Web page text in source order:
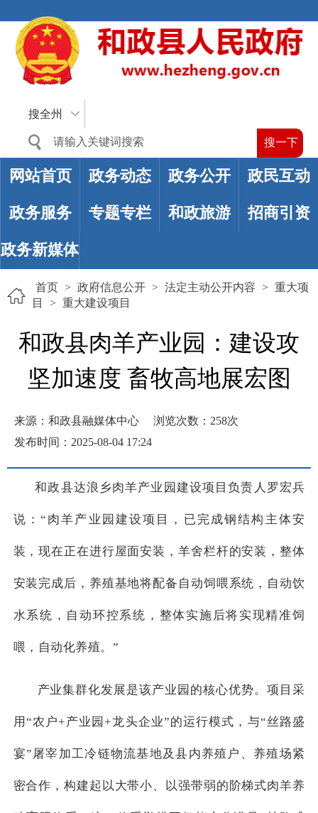
搜全州
网站首页 政务动态 政务公开 政民互动
政务服务 专题专栏 和政旅游 招商引资
政务新媒体
首页 > 政府信息公开 > 法定主动公开内容 > 重大项
目
> 重大建设项目
和政县肉羊产业园：建设攻
坚加速度 畜牧高地展宏图
来源：和政县融媒体中心 浏览次数： 258次
发布时间：2025-08-04 17:24
和政县达浪乡肉羊产业园建设项目负责人罗宏兵
说：“肉羊产业园建设项目，已完成钢结构主体安
装，现在正在进行屋面安装，羊舍栏杆的安装，整体
安装完成后，养殖基地将配备自动饲喂系统，自动饮
水系统，自动环控系统，整体实施后将实现精准饲
喂，自动化养殖。”
产业集群化发展是该产业园的核心优势。项目采
用“农户+产业园+龙头企业”的运行模式，与“丝路盛
宴”屠宰加工冷链物流基地及县内养殖户、养殖场紧
密合作，构建起以大带小、以强带弱的阶梯式肉羊养